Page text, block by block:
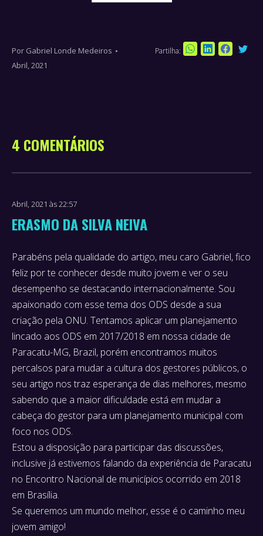
Por Gabriel Londe Medeiros
Abril, 2021
Partilha:
ShareShareShare
4 COMENTÁRIOS
ERASMO DA SILVA NEIVA
says:
Abril, 2021 às 22:57
Parabéns pela qualidade do artigo, meu caro Gabriel, fico
feliz por te conhecer desde muito jovem e ver o seu
desempenho se destacando internacionalmente. Sou
apaixonado com esse tema dos ODS desde a sua
criação pela ONU. Tentamos aplicar um planejamento
lincado aos ODS em 2017/2018 em nossa cidade de
Paracatu-MG, Brazil, porém encontramos muitos
percalsos para mudar a cultura dos gestores públicos, o
seu artigo nos traz esperança de dias melhores, mesmo
sabendo que a maior dificuldade está em mudar a
cabeça do gestor para um planejamento municipal com
foco nos ODS.
Estou a disposição para participar das discussões,
inclusive já estivemos falando da experiência de Paracatu
no Encontro Nacional de municípios ocorrido em 2018
em Brasília.
Se queremos um mundo melhor, esse é o caminho meu
jovem amigo!